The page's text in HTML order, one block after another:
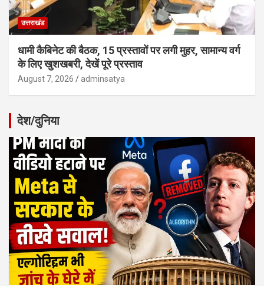
उत्तराखंड
धामी कैबिनेट की बैठक, 15 प्रस्तावों पर लगी मुहर, सामान्य वर्ग
के लिए खुशखबरी, देखें पूरे प्रस्ताव
August 7, 2026 adminsatya
देश/दुनिया